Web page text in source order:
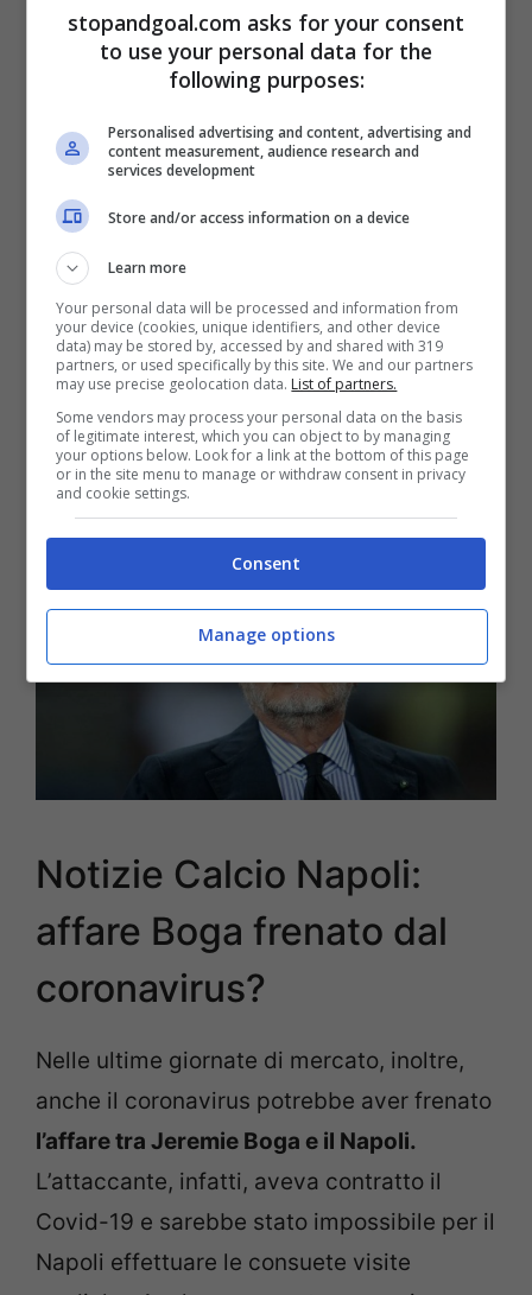
Il Napoli in estate aveva fatto di tutto per
arrivare Jeremie Boga
arrivati ad offrire al Sassuolo oltre 30
milioni di euro. Ma come successo con
Politano qualche stagione fa, l’affare tra i
neroverdi ed il Napoli non è andato in
porto alla fine. Per questoin estate
potrebbe arrivare un nuovo assalto.
Notizie Calcio Napoli:
affare Boga frenato dal
coronavirus?
Nelle ultime giornate di mercato, inoltre,
anche il coronavirus potrebbe aver frenato
l’affare tra Jeremie Boga e il Napoli.
L’attaccante, infatti, aveva contratto il
Covid-19 e sarebbe stato impossibile per il
Napoli effettuare le consuete visite
stopandgoal.com asks for your consent
to use your personal data for the
following purposes:
Personalised advertising and content, advertising and
content measurement, audience research and
services development
Store and/or access information on a device
Learn more
Your personal data will be processed and information from
your device (cookies, unique identifiers, and other device
data) may be stored by, accessed by and shared with 319
partners, or used specifically by this site. We and our partners
may use precise geolocation data. List of partners.
Some vendors may process your personal data on the basis
of legitimate interest, which you can object to by managing
your options below. Look for a link at the bottom of this page
or in the site menu to manage or withdraw consent in privacy
and cookie settings.
Consent
Manage options